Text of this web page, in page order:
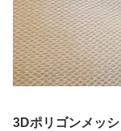
3Dポリゴンメッシ